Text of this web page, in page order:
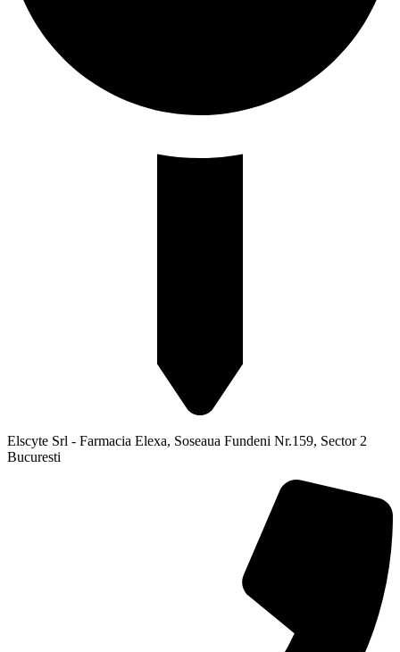
Elscyte Srl - Farmacia Elexa, Soseaua Fundeni Nr.159, Sector 2
Bucuresti